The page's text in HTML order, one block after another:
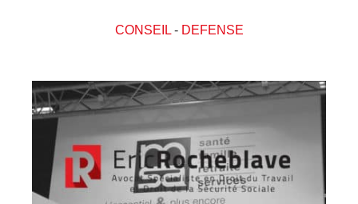
CONSEIL- DEFENSE